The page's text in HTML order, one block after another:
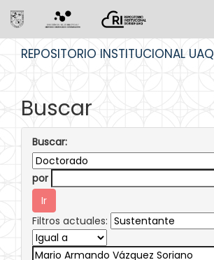
REPOSITORIO INSTITUCIONAL UAQ
Buscar
Buscar:
por
Filtros actuales: